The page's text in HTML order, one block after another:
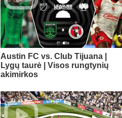
Austin FC vs. Club Tijuana |
Lygų taurė | Visos rungtynių
akimirkos